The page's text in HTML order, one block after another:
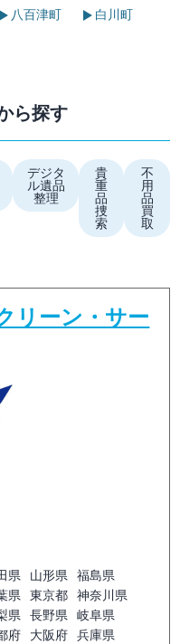
八百津町
白川町
ら探す
デジタ
ル遺品
整理
貴
重
品
捜
索
不
用
品
買
取
リーン・サー
県 山形県
福島県
県 東京都
神奈川県
県 長野県
岐阜県
府 大阪府
兵庫県